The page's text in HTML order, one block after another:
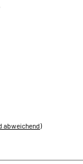
abweichend)